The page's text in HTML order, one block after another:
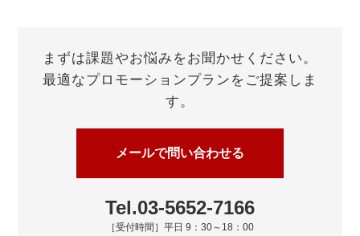
まずは課題やお悩みをお聞かせください。
最適なプロモーションプランをご提案しま
す。
メールで問い合わせる
Tel.03-5652-7166
［受付時間］平日 9：30～18：00